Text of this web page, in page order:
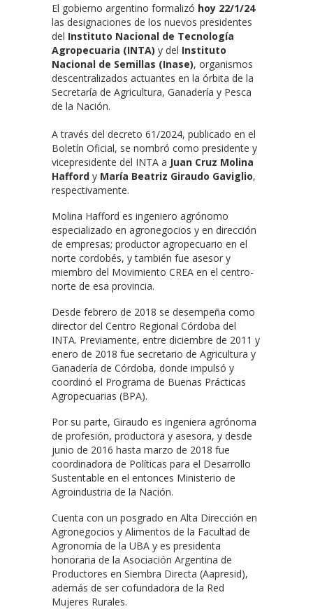
El gobierno argentino formalizó hoy 22/1/24
las designaciones de los nuevos presidentes
del Instituto Nacional de Tecnología
Agropecuaria (INTA) y del Instituto
Nacional de Semillas (Inase), organismos
descentralizados actuantes en la órbita de la
Secretaría de Agricultura, Ganadería y Pesca
de la Nación.
A través del decreto 61/2024, publicado en el
Boletín Oficial, se nombró como presidente y
vicepresidente del INTA a Juan Cruz Molina
Hafford y María Beatriz Giraudo Gaviglio,
respectivamente.
Molina Hafford es ingeniero agrónomo
especializado en agronegocios y en dirección
de empresas; productor agropecuario en el
norte cordobés, y también fue asesor y
miembro del Movimiento CREA en el centro-
norte de esa provincia.
Desde febrero de 2018 se desempeña como
director del Centro Regional Córdoba del
INTA. Previamente, entre diciembre de 2011 y
enero de 2018 fue secretario de Agricultura y
Ganadería de Córdoba, donde impulsó y
coordinó el Programa de Buenas Prácticas
Agropecuarias (BPA).
Por su parte, Giraudo es ingeniera agrónoma
de profesión, productora y asesora, y desde
junio de 2016 hasta marzo de 2018 fue
coordinadora de Políticas para el Desarrollo
Sustentable en el entonces Ministerio de
Agroindustria de la Nación.
Cuenta con un posgrado en Alta Dirección en
Agronegocios y Alimentos de la Facultad de
Agronomía de la UBA y es presidenta
honoraria de la Asociación Argentina de
Productores en Siembra Directa (Aapresid),
además de ser cofundadora de la Red
Mujeres Rurales.